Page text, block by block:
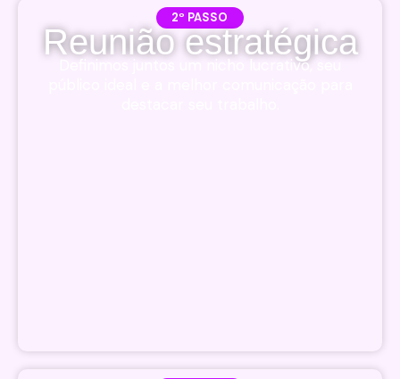
2º PASSO
Reunião estratégica
Definimos juntos um nicho lucrativo, seu